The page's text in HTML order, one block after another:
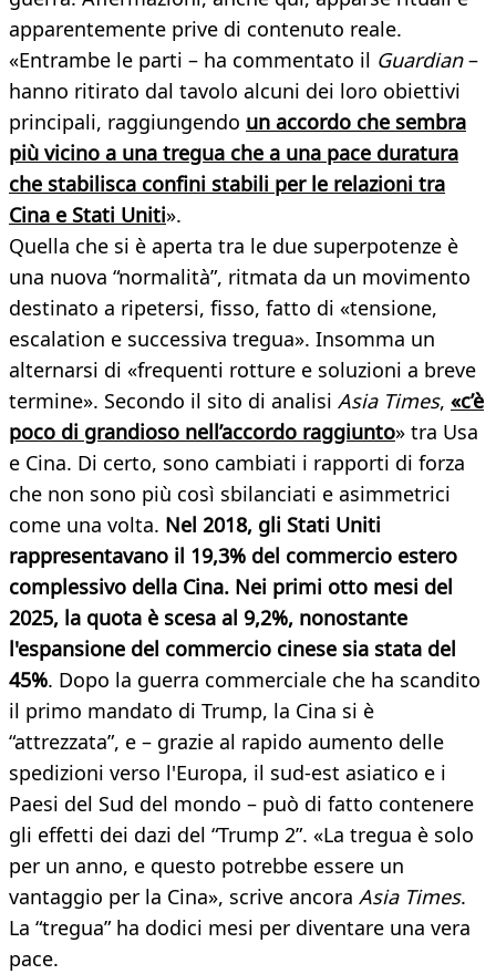
apparentemente prive di contenuto reale.
«Entrambe le parti – ha commentato il Guardian–
hanno ritirato dal tavolo alcuni dei loro obiettivi
principali, raggiungendo un accordo che sembra
più vicino a una tregua che a una pace duratura
che stabilisca confini stabili per le relazioni tra
Cina e Stati Uniti».
Quella che si è aperta tra le due superpotenze è
una nuova “normalità”, ritmata da un movimento
destinato a ripetersi, fisso, fatto di «tensione,
escalation e successiva tregua». Insomma un
alternarsi di «frequenti rotture e soluzioni a breve
termine». Secondo il sito di analisi Asia Times, «c’è
poco di grandioso nell’accordo raggiunto» tra Usa
e Cina. Di certo, sono cambiati i rapporti di forza
che non sono più così sbilanciati e asimmetrici
come una volta. Nel 2018, gli Stati Uniti
rappresentavano il 19,3% del commercio estero
complessivo della Cina. Nei primi otto mesi del
2025, la quota è scesa al 9,2%, nonostante
l'espansione del commercio cinese sia stata del
45%. Dopo la guerra commerciale che ha scandito
il primo mandato di Trump, la Cina si è
“attrezzata”, e – grazie al rapido aumento delle
spedizioni verso l'Europa, il sud-est asiatico e i
Paesi del Sud del mondo – può di fatto contenere
gli effetti dei dazi del “Trump 2”. «La tregua è solo
per un anno, e questo potrebbe essere un
vantaggio per la Cina», scrive ancora Asia Times.
La “tregua” ha dodici mesi per diventare una vera
pace.